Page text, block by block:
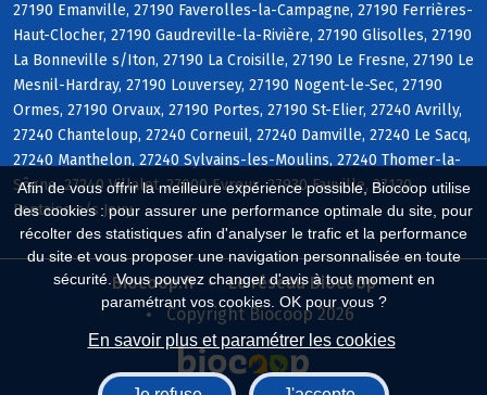
Afin de vous offrir la meilleure expérience possible, Biocoop utilise
des cookies : pour assurer une performance optimale du site, pour
récolter des statistiques afin d'analyser le trafic et la performance
du site et vous proposer une navigation personnalisée en toute
sécurité. Vous pouvez changer d'avis à tout moment en
paramétrant vos cookies. OK pour vous ?
En savoir plus et paramétrer les cookies
27190 Emanville, 27190 Faverolles-la-Campagne, 27190 Ferrières-
Haut-Clocher, 27190 Gaudreville-la-Rivière, 27190 Glisolles, 27190
La Bonneville s/Iton, 27190 La Croisille, 27190 Le Fresne, 27190 Le
Mesnil-Hardray, 27190 Louversey, 27190 Nogent-le-Sec, 27190
Ormes, 27190 Orvaux, 27190 Portes, 27190 St-Elier, 27240 Avrilly,
27240 Chanteloup, 27240 Corneuil, 27240 Damville, 27240 Le Sacq,
27240 Manthelon, 27240 Sylvains-les-Moulins, 27240 Thomer-la-
Sôgne, 27240 Villalet, 27000 Evreux, 27930 Fauville, 27120
Fontaine s/s Jouy
Biocoop.fr
Le réseau Biocoop
Copyright Biocoop 2026